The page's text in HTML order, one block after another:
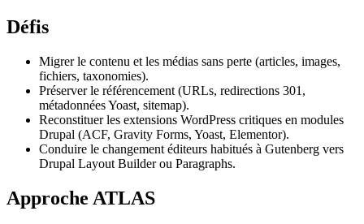
Défis
Migrer le contenu et les médias sans perte (articles, images,
fichiers, taxonomies).
Préserver le référencement (URLs, redirections 301,
métadonnées Yoast, sitemap).
Reconstituer les extensions WordPress critiques en modules
Drupal (ACF, Gravity Forms, Yoast, Elementor).
Conduire le changement éditeurs habitués à Gutenberg vers
Drupal Layout Builder ou Paragraphs.
Approche ATLAS